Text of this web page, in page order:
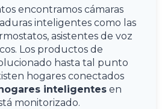
encontramos cámaras
inteligentes como las
asistentes de voz
Los productos de
hasta tal punto
hogares conectados
inteligentes en
monitorizado.